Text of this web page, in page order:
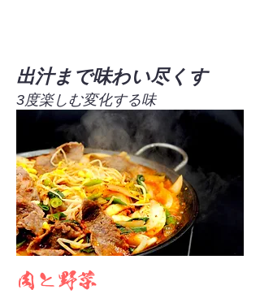
出汁まで味わい尽くす
3度楽しむ変化する味
肉と野菜